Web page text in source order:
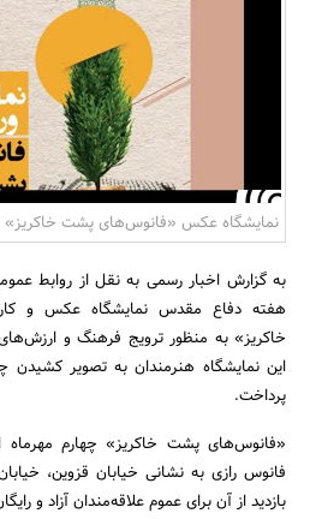
نمایشگاه عکس «فانوس‌های پشت خاکریز»
به گزارش اخبار رسمی به نقل از روابط
هفته دفاع مقدس نمایشگاه عکس و
خاکریز» به منظور ترویج فرهنگ و
این نمایشگاه هنرمندان به تصویر
پرداخت.
فانوس رازی به نشانی خیابان قزوین،
بازدید از آن برای عموم علاقه‌مندان آزاد و